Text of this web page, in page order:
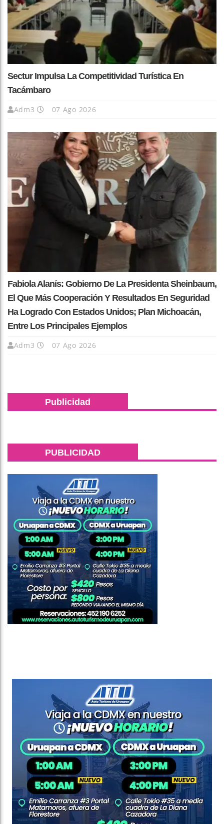
Sectur Impulsa La Competitividad Turística En
Tacámbaro
Adm3 07 Ago 2026
Fabiola Alanís: Gobierno De La Presidenta Sheinbaum,
El Que Más Cooperación Y Resultados En Seguridad
Ha Logrado Con Estados Unidos; Plan Michoacán,
Entre Los Principales Ejemplos
Adm3 07 Ago 2026
Publicidad
PUBLICIDAD